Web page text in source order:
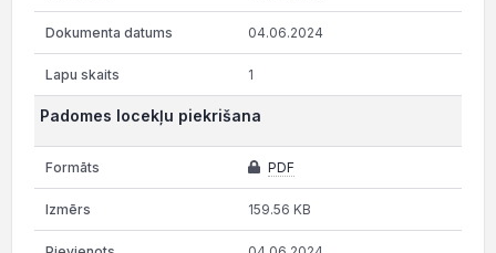
04.06.2024
1
Padomes locekļu piekrišana
PDF
159.56 KB